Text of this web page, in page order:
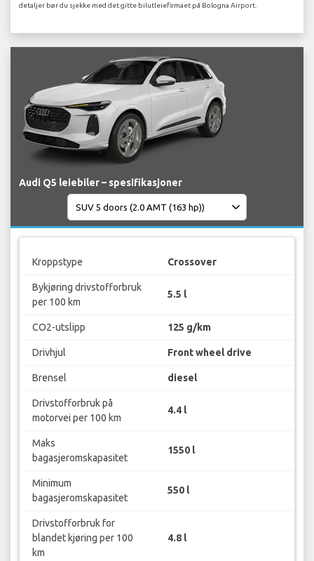
detaljer bør du sjekke med det gitte bilutleiefirmaet på Bologna Airport.
Audi Q5 leiebiler – spesifikasjoner
Kroppstype Crossover
Bykjøring drivstofforbruk
per 100 km
5.5 l
CO2-utslipp 125 g/km
Drivhjul Front wheel drive
Brensel diesel
Drivstofforbruk på
motorvei per 100 km
4.4 l
Maks
bagasjeromskapasitet
1550 l
Minimum
bagasjeromskapasitet
550 l
Drivstofforbruk for
blandet kjøring per 100
km
4.8 l